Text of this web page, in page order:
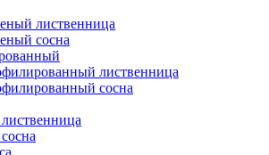
лиственница
сосна
лиственница
сосна